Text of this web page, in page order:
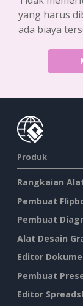
yang harus
ada biaya
Produk
Rangkaian
Pembuat
Pembuat
Alat Desain
Editor
Pembuat
Editor